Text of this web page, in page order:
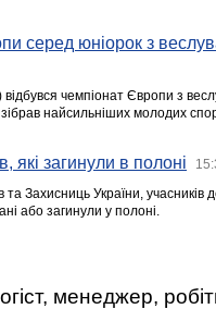
серед юніорок з
чемпіонат Європи з
найсильніших молодих
які загинули в полоні
та Захисниць України,
або загинули у полоні.
менеджер,